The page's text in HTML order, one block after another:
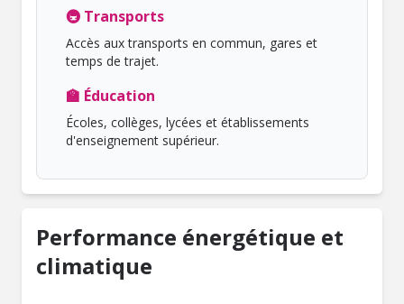
🚇 Transports
Accès aux transports en commun, gares et
temps de trajet.
🏫 Éducation
Écoles, collèges, lycées et établissements
d'enseignement supérieur.
Performance énergétique et
climatique